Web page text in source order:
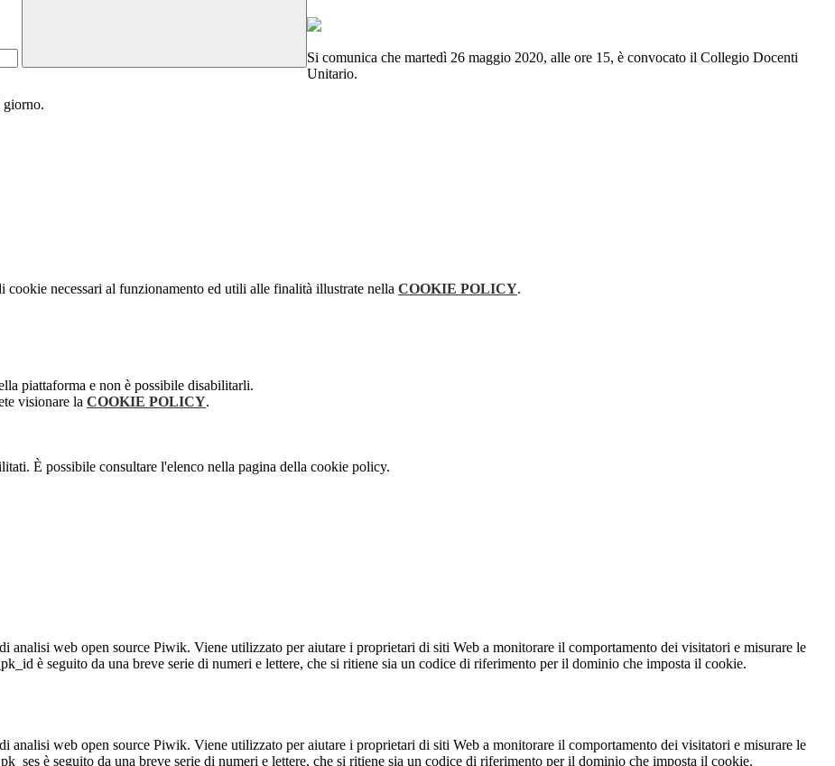
Si comunica che martedì 26 maggio 2020, alle ore 15, è convocato il Collegio Docenti
Unitario.
giorno.
necessari al funzionamento ed utili alle finalità illustrate nella COOKIE POLICY.
piattaforma e non è possibile disabilitarli.
visionare la COOKIE POLICY.
È possibile consultare l'elenco nella pagina della cookie policy.
analisi web open source Piwik. Viene utilizzato per aiutare i proprietari di siti Web a monitorare il comportamento dei visitatori e misurare le
è seguito da una breve serie di numeri e lettere, che si ritiene sia un codice di riferimento per il dominio che imposta il cookie.
analisi web open source Piwik. Viene utilizzato per aiutare i proprietari di siti Web a monitorare il comportamento dei visitatori e misurare le
è seguito da una breve serie di numeri e lettere, che si ritiene sia un codice di riferimento per il dominio che imposta il cookie.